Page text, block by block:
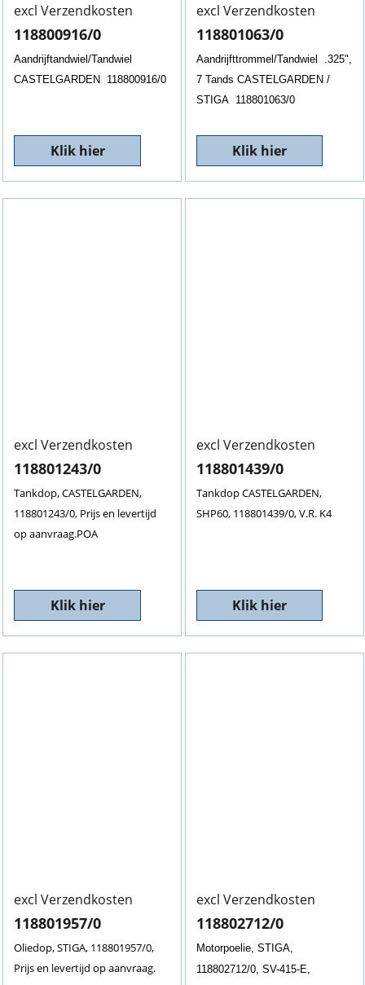
excl Verzendkosten
118800916/0
Aandrijftandwiel/Tandwiel
CASTELGARDEN 118800916/0
Klik hier
excl Verzendkosten
118801063/0
Aandrijfttrommel/Tandwiel .325",
7 Tands CASTELGARDEN /
STIGA 118801063/0
Klik hier
excl Verzendkosten
118801243/0
Tankdop, CASTELGARDEN,
118801243/0, Prijs en levertijd
op aanvraag.POA
Klik hier
excl Verzendkosten
118801439/0
Tankdop CASTELGARDEN,
SHP60, 118801439/0, V.R. K4
Klik hier
excl Verzendkosten
118801957/0
Oliedop, STIGA, 118801957/0,
Prijs en levertijd op aanvraag.
excl Verzendkosten
118802712/0
Motorpoelie, STIGA,
118802712/0, SV-415-E,